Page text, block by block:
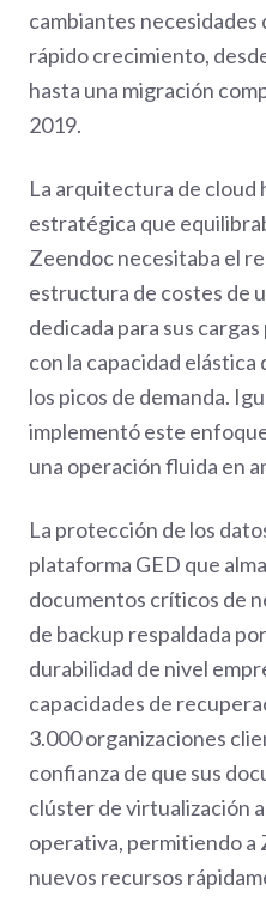
cambiantes necesidades
rápido crecimiento,
hasta una migración
2019.
La arquitectura de cloud
estratégica que
Zeendoc necesitaba el
estructura de costes de
dedicada para sus
con la capacidad
los picos de demanda.
implementó este
una operación fluida en
La protección de los
plataforma GED que
documentos críticos de
de backup respaldada
durabilidad de nivel
capacidades de
3.000 organizaciones
confianza de que sus
clúster de virtualización
operativa, permitiendo a
nuevos recursos